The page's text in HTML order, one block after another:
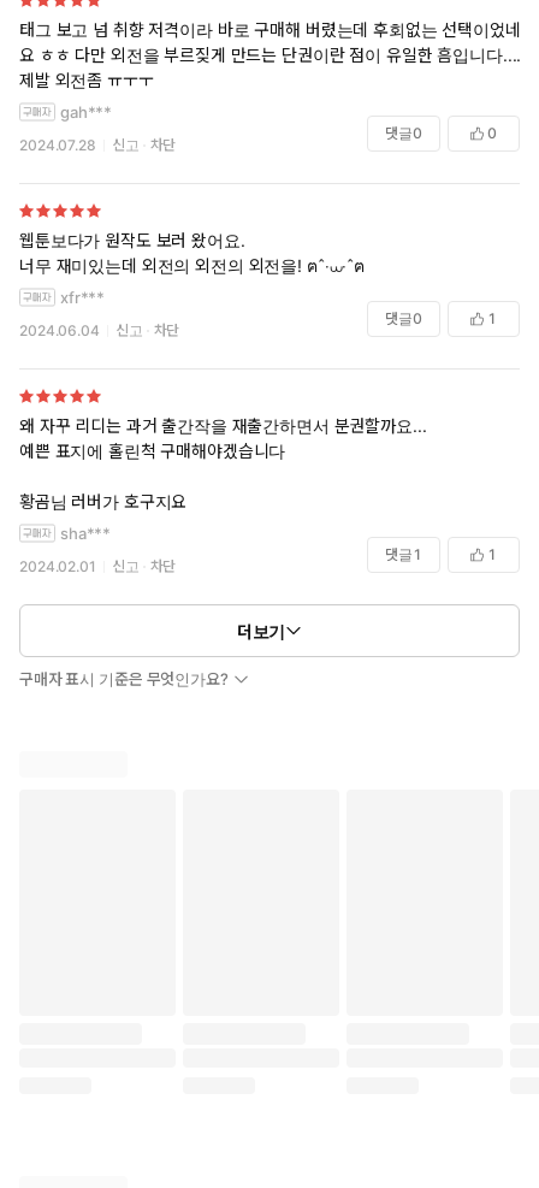
태그 보고 넘 취향 저격이라 바로 구매해 버렸는데 후회없는 선택이었네
요 ㅎㅎ 다만 외전을 부르짖게 만드는 단권이란 점이 유일한 흠입니다....
제발 외전좀 ㅠㅜㅜ
gah***
2024.07.28 신고 차단
댓글0 0
웹툰보다가 원작도 보러 왔어요.
너무 재미있는데 외전의 외전의 외전을! ฅˆ‧⩊‧ˆฅ
xfr***
2024.06.04 신고 차단
댓글0 1
왜 자꾸 리디는 과거 출간작을 재출간하면서 분권할까요...
예쁜 표지에 홀린척 구매해야겠습니다
황곰님 러버가 호구지요
sha***
2024.02.01 신고 차단
댓글 1 1
더보기
구매자 표시 기준은 무엇인가요?